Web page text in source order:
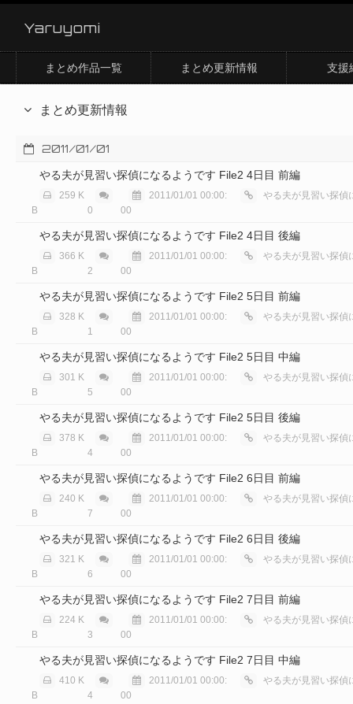
Yaruyomi
まとめ作品一覧 まとめ更新情報 支援
まとめ更新情報
2011/01/01
やる夫が見習い探偵になるようです File2 4日目 前編
259 K
B
0
2011/01/01 00:00:
00
やる夫が見習い探偵に
やる夫が見習い探偵になるようです File2 4日目 後編
366 K
B
2
2011/01/01 00:00:
00
やる夫が見習い探偵に
やる夫が見習い探偵になるようです File2 5日目 前編
328 K
B
1
2011/01/01 00:00:
00
やる夫が見習い探偵に
やる夫が見習い探偵になるようです File2 5日目 中編
301 K
B
5
2011/01/01 00:00:
00
やる夫が見習い探偵に
やる夫が見習い探偵になるようです File2 5日目 後編
378 K
B
4
2011/01/01 00:00:
00
やる夫が見習い探偵に
やる夫が見習い探偵になるようです File2 6日目 前編
240 K
B
7
2011/01/01 00:00:
00
やる夫が見習い探偵に
やる夫が見習い探偵になるようです File2 6日目 後編
321 K
B
6
2011/01/01 00:00:
00
やる夫が見習い探偵に
やる夫が見習い探偵になるようです File2 7日目 前編
224 K
B
3
2011/01/01 00:00:
00
やる夫が見習い探偵に
やる夫が見習い探偵になるようです File2 7日目 中編
410 K
B
4
2011/01/01 00:00:
00
やる夫が見習い探偵に